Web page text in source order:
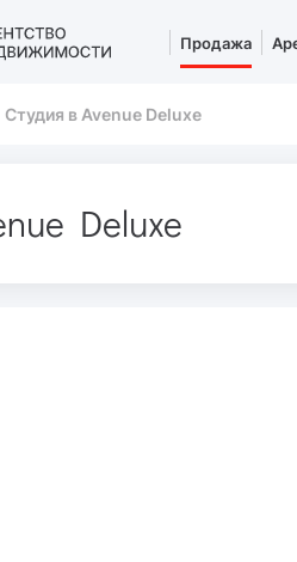
Продажа
Студия в Avenue Deluxe
Deluxe